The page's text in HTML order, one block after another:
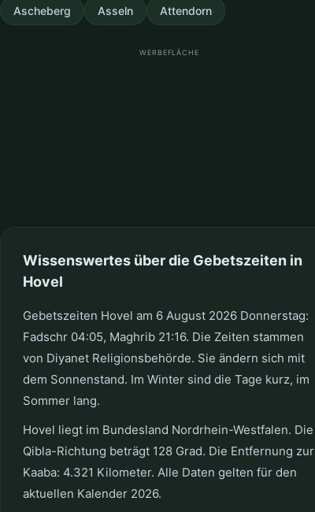
Ascheberg Asseln Attendorn
WERBEFLÄCHE
Wissenswertes über die Gebetszeiten in
Hovel
Gebetszeiten Hovel am 6 August 2026 Donnerstag:
Fadschr 04:05, Maghrib 21:16. Die Zeiten stammen
von Diyanet Religionsbehörde. Sie ändern sich mit
dem Sonnenstand. Im Winter sind die Tage kurz, im
Sommer lang.
Hovel liegt im Bundesland Nordrhein-Westfalen. Die
Qibla-Richtung beträgt 128 Grad. Die Entfernung zur
Kaaba: 4.321 Kilometer. Alle Daten gelten für den
aktuellen Kalender 2026.